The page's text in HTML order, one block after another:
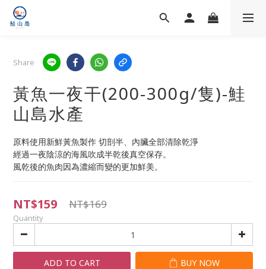
Share
黃魚一夜干(200-300g/隻)-鮭
山島水產
原料使用新鮮黃魚製作 切剖半、內臟全部清除乾淨
經過一夜陰涼的海風吹成半乾後真空保存。
風乾後的魚肉因為濃縮而變的更加鮮美。
NT$159 NT$169
Quantity
ADD TO CART BUY NOW